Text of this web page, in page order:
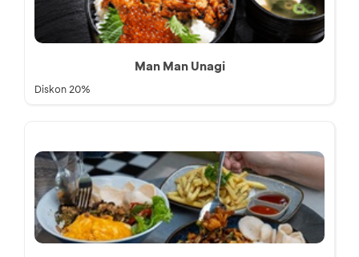
Man Man Unagi
Diskon 20%